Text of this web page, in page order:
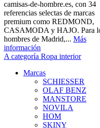
camisas-de-hombre.es, con 34
referencias selectas de marcas
premium como REDMOND,
CASAMODA y HAJO. Para
hombres de Madrid,... Más
información
A categoría Ropa interior
Marcas
SCHIESSER
OLAF BENZ
MANSTORE
NOVILA
HOM
SKINY